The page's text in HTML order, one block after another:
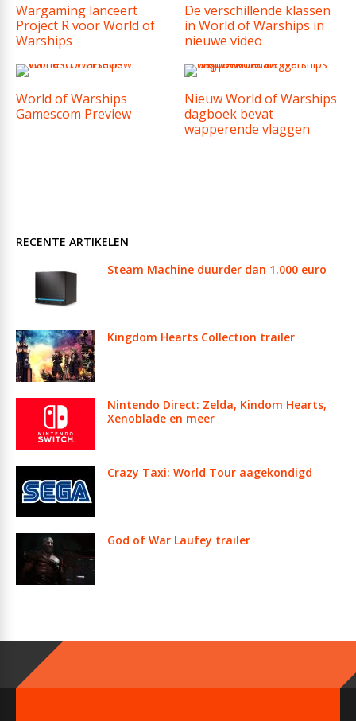
Wargaming lanceert
Project R voor World of
Warships
De verschillende klassen
in World of Warships in
nieuwe video
World of Warships
Gamescom Preview
Nieuw World of Warships
dagboek bevat
wapperende vlaggen
RECENTE ARTIKELEN
Steam Machine duurder dan 1.000 euro
Kingdom Hearts Collection trailer
Nintendo Direct: Zelda, Kindom Hearts,
Xenoblade en meer
Crazy Taxi: World Tour aagekondigd
God of War Laufey trailer